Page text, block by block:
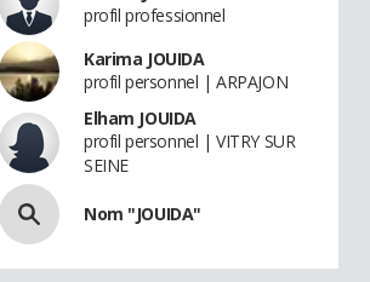
profil professionnel
Karima JOUIDA
profil personnel | ARPAJON
Elham JOUIDA
profil personnel | VITRY SUR
SEINE
Nom "JOUIDA"